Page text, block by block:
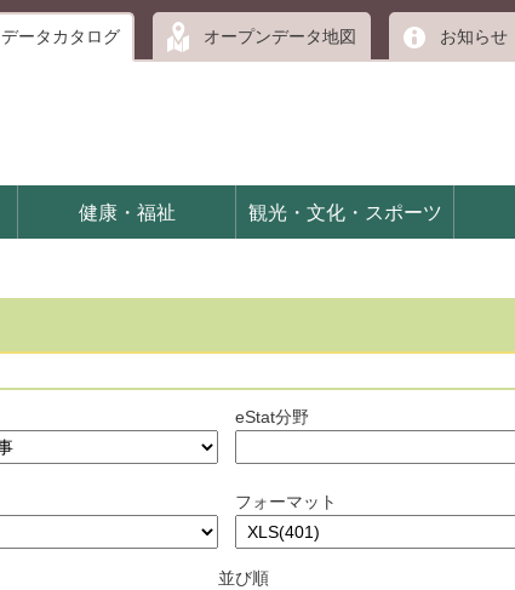
データカタログ オープンデータ地図 お知らせ
健康・福祉 観光・文化・スポーツ
eStat分野
フォーマット
並び順